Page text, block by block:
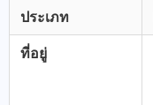
ประเภท
ที่อยู่